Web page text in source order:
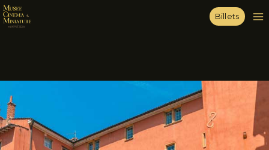
Billets